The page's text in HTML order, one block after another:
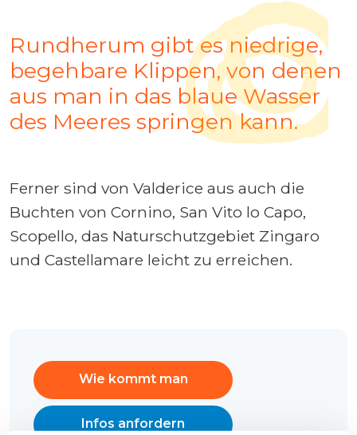
Wie kommt man
Infos anfordern
Rundherum gibt es niedrige,
begehbare Klippen, von denen
aus man in das blaue Wasser
des Meeres springen kann.
Ferner sind von Valderice aus auch die
Buchten von Cornino, San Vito lo Capo,
Scopello, das Naturschutzgebiet Zingaro
und Castellamare leicht zu erreichen.